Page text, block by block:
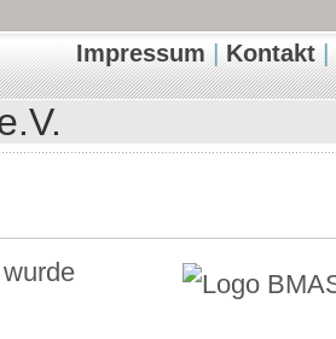
Impressum | Kontakt |